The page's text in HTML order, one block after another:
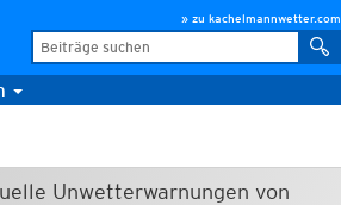
» zu kachelmannwetter.com
Unwetterwarnungen von